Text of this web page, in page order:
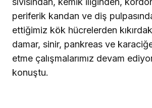
periferik kandan ve diş
ettiğimiz kök hücrelerden
damar, sinir, pankreas ve
etme çalışmalarımız devam
konuştu.